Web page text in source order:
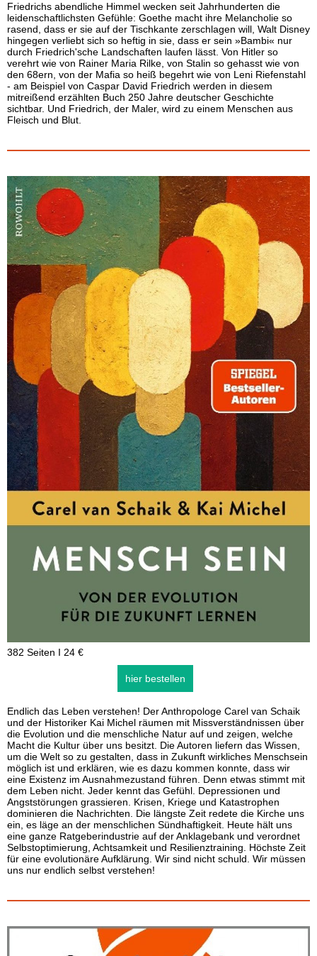
Friedrichs abendliche Himmel wecken seit Jahrhunderten die
leidenschaftlichsten Gefühle: Goethe macht ihre Melancholie so
rasend, dass er sie auf der Tischkante zerschlagen will, Walt Disney
hingegen verliebt sich so heftig in sie, dass er sein »Bambi« nur
durch Friedrich'sche Landschaften laufen lässt. Von Hitler so
verehrt wie von Rainer Maria Rilke, von Stalin so gehasst wie von
den 68ern, von der Mafia so heiß begehrt wie von Leni Riefenstahl
- am Beispiel von Caspar David Friedrich werden in diesem
mitreißend erzählten Buch 250 Jahre deutscher Geschichte
sichtbar. Und Friedrich, der Maler, wird zu einem Menschen aus
Fleisch und Blut.
382 Seiten I 24 €
hier bestellen
Endlich das Leben verstehen! Der Anthropologe Carel van Schaik
und der Historiker Kai Michel räumen mit Missverständnissen über
die Evolution und die menschliche Natur auf und zeigen, welche
Macht die Kultur über uns besitzt. Die Autoren liefern das Wissen,
um die Welt so zu gestalten, dass in Zukunft wirkliches Menschsein
möglich ist und erklären, wie es dazu kommen konnte, dass wir
eine Existenz im Ausnahmezustand führen. Denn etwas stimmt mit
dem Leben nicht. Jeder kennt das Gefühl. Depressionen und
Angststörungen grassieren. Krisen, Kriege und Katastrophen
dominieren die Nachrichten. Die längste Zeit redete die Kirche uns
ein, es läge an der menschlichen Sündhaftigkeit. Heute hält uns
eine ganze Ratgeberindustrie auf der Anklagebank und verordnet
Selbstoptimierung, Achtsamkeit und Resilienztraining. Höchste Zeit
für eine evolutionäre Aufklärung. Wir sind nicht schuld. Wir müssen
uns nur endlich selbst verstehen!